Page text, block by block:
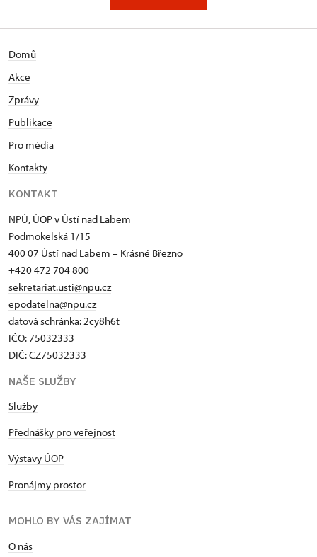
Domů
Akce
Zprávy
Publikace
Pro média
Kontakty
KONTAKT
NPÚ, ÚOP v Ústí nad Labem
Podmokelská 1/15
400 07 Ústí nad Labem – Krásné Březno
+420 472 704 800
sekretariat.usti@npu.cz
epodatelna@npu.cz
datová schránka: 2cy8h6t​
IČO: 75032333
DIČ: CZ75032333
NAŠE SLUŽBY
Služby
Přednášky pro veřejnost
Výstavy ÚOP
Pronájmy prostor
MOHLO BY VÁS ZAJÍMAT
O nás